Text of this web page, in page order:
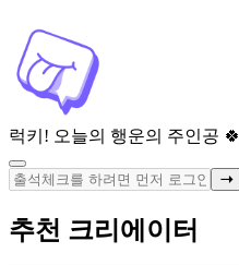
럭키! 오늘의 행운의 주인공 🍀
추천 크리에이터